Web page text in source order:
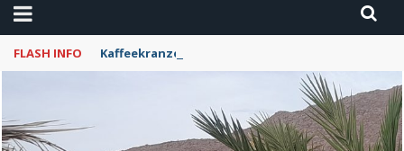
FLASH INFO Kaffeekranzel : Le Maroc en camping-car avec